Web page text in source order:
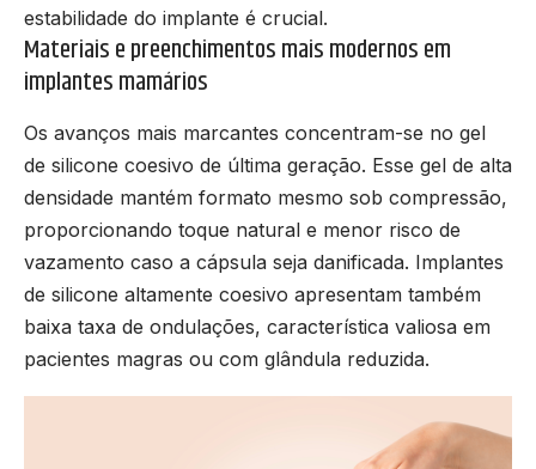
estabilidade do implante é crucial.
Materiais e preenchimentos mais modernos em
implantes mamários
Os avanços mais marcantes concentram-se no gel
de silicone coesivo de última geração. Esse gel de alta
densidade mantém formato mesmo sob compressão,
proporcionando toque natural e menor risco de
vazamento caso a cápsula seja danificada. Implantes
de silicone altamente coesivo apresentam também
baixa taxa de ondulações, característica valiosa em
pacientes magras ou com glândula reduzida.